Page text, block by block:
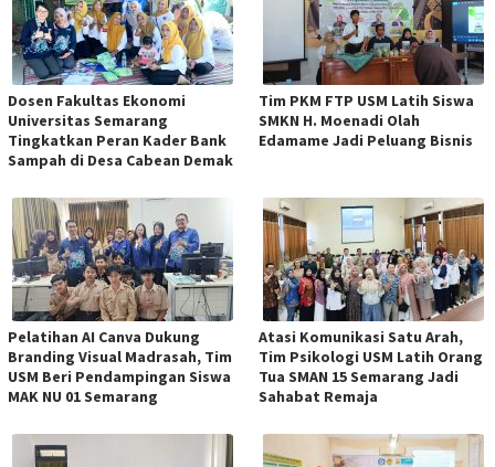
Dosen Fakultas Ekonomi
Universitas Semarang
Tingkatkan Peran Kader Bank
Sampah di Desa Cabean Demak
Tim PKM FTP USM Latih Siswa
SMKN H. Moenadi Olah
Edamame Jadi Peluang Bisnis
Pelatihan AI Canva Dukung
Branding Visual Madrasah, Tim
USM Beri Pendampingan Siswa
MAK NU 01 Semarang
Atasi Komunikasi Satu Arah,
Tim Psikologi USM Latih Orang
Tua SMAN 15 Semarang Jadi
Sahabat Remaja